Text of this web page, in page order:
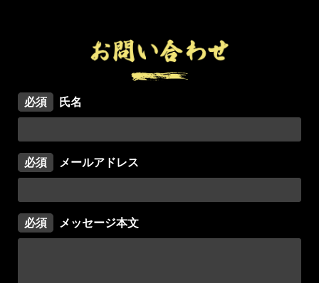
必須 氏名
必須 メールアドレス
必須 メッセージ本文